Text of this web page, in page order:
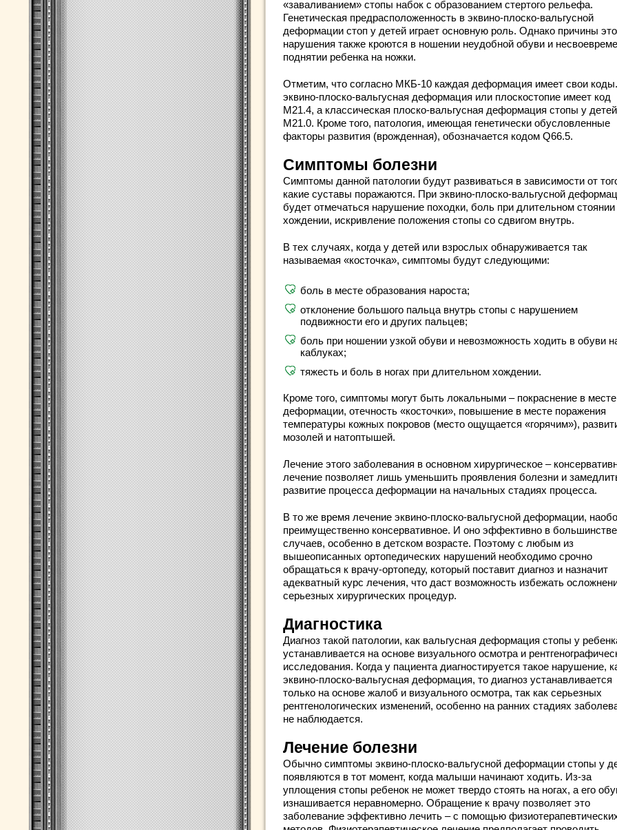
«заваливанием» стопы набок с образованием стертого рельефа.
Генетическая предрасположенность в эквино-плоско-вальгусной
деформации стоп у детей играет основную роль. Однако причины
нарушения также кроются в ношении неудобной обуви и
поднятии ребенка на ножки.
Отметим, что согласно МКБ-10 каждая деформация имеет свои
эквино-плоско-вальгусная деформация или плоскостопие имеет код
М21.4, а классическая плоско-вальгусная деформация стопы у
М21.0. Кроме того, патология, имеющая генетически обусловленные
факторы развития (врожденная), обозначается кодом Q66.5.
Симптомы болезни
Симптомы данной патологии будут развиваться в зависимости от
какие суставы поражаются. При эквино-плоско-вальгусной
будет отмечаться нарушение походки, боль при длительном
хождении, искривление положения стопы со сдвигом внутрь.
В тех случаях, когда у детей или взрослых обнаруживается так
называемая «косточка», симптомы будут следующими:
боль в месте образования нароста;
отклонение большого пальца внутрь стопы с нарушением
подвижности его и других пальцев;
боль при ношении узкой обуви и невозможность ходить в обуви
каблуках;
тяжесть и боль в ногах при длительном хождении.
Кроме того, симптомы могут быть локальными – покраснение в месте
деформации, отечность «косточки», повышение в месте поражения
температуры кожных покровов (место ощущается «горячим»),
мозолей и натоптышей.
Лечение этого заболевания в основном хирургическое –
лечение позволяет лишь уменьшить проявления болезни и
развитие процесса деформации на начальных стадиях процесса.
В то же время лечение эквино-плоско-вальгусной деформации,
преимущественно консервативное. И оно эффективно в большинстве
случаев, особенно в детском возрасте. Поэтому с любым из
вышеописанных ортопедических нарушений необходимо срочно
обращаться к врачу-ортопеду, который поставит диагноз и назначит
адекватный курс лечения, что даст возможность избежать
серьезных хирургических процедур.
Диагностика
Диагноз такой патологии, как вальгусная деформация стопы у
устанавливается на основе визуального осмотра и
исследования. Когда у пациента диагностируется такое нарушение,
эквино-плоско-вальгусная деформация, то диагноз устанавливается
только на основе жалоб и визуального осмотра, так как серьезных
рентгенологических изменений, особенно на ранних стадиях
не наблюдается.
Лечение болезни
Обычно симптомы эквино-плоско-вальгусной деформации стопы у
появляются в тот момент, когда малыши начинают ходить. Из-за
уплощения стопы ребенок не может твердо стоять на ногах, а его
изнашивается неравномерно. Обращение к врачу позволяет это
заболевание эффективно лечить – с помощью